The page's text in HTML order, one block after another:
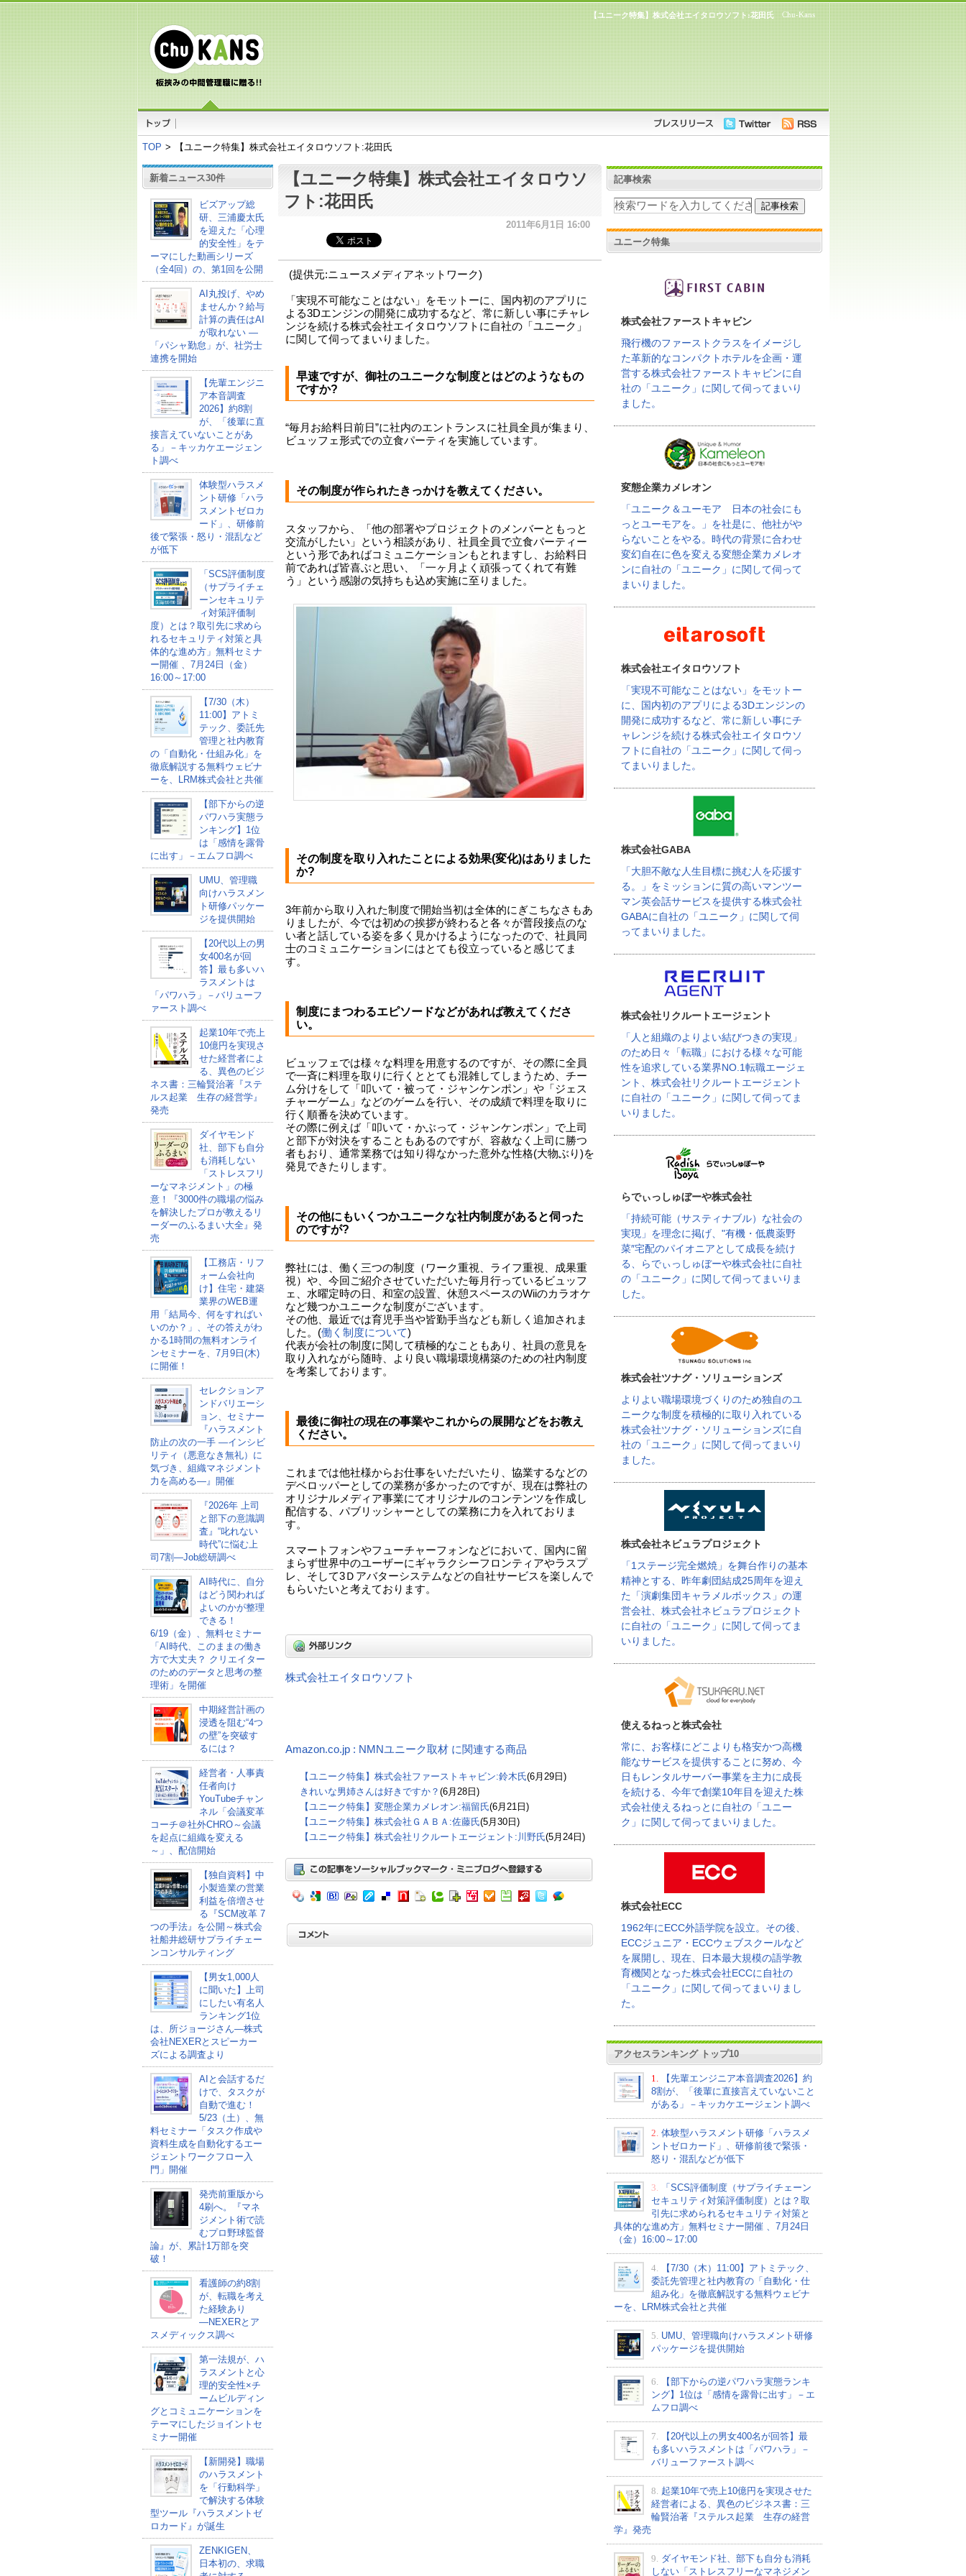
Chu-Kans
【ユニーク特集】株式会社エイタロウソフト:花田氏
TOP > 【ユニーク特集】株式会社エイタロウソフト:花田氏
新着ニュース30件
ビズアップ総
研、三浦慶太氏
を迎えた「心理
的安全性」をテ
ーマにした動画シリーズ
（全4回）の、第1回を公開
AI丸投げ、やめ
ませんか？給与
計算の責任はAI
が取れない ―
「パシャ勤怠」が、社労士
連携を開始
【先輩エンジニ
ア本音調査
2026】約8割
が、「後輩に直
接言えていないことがあ
る」－キッカケエージェン
ト調べ
体験型ハラスメ
ント研修「ハラ
スメントゼロカ
ード」、研修前
後で緊張・怒り・混乱など
が低下
「SCS評価制度
（サプライチェ
ーンセキュリテ
ィ対策評価制
度）とは？取引先に求めら
れるセキュリティ対策と具
体的な進め方」無料セミナ
ー開催 、7月24日（金）
16:00～17:00
【7/30（木）
11:00】アトミ
テック、委託先
管理と社内教育
の「自動化・仕組み化」を
徹底解説する無料ウェビナ
ーを、LRM株式会社と共催
【部下からの逆
パワハラ実態ラ
ンキング】1位
は「感情を露骨
に出す」－エムフロ調べ
UMU、管理職
向けハラスメン
ト研修パッケー
ジを提供開始
【20代以上の男
女400名が回
答】最も多いハ
ラスメントは
「パワハラ」－バリューフ
ァースト調べ
起業10年で売上
10億円を実現さ
せた経営者によ
る、異色のビジ
ネス書：三輪賢治著『ステ
ルス起業 生存の経営学』
発売
ダイヤモンド
社、部下も自分
も消耗しない
「ストレスフリ
ーなマネジメント」の極
意！『3000件の職場の悩み
を解決したプロが教えるリ
ーダーのふるまい大全』発
売
【工務店・リフ
ォーム会社向
け】住宅・建築
業界のWEB運
用「結局今、何をすればい
いのか？」、その答えがわ
かる1時間の無料オンライ
ンセミナーを、7月9日(木)
に開催！
セレクションア
ンドバリエーシ
ョン、セミナー
『ハラスメント
防止の次の一手 ―インシビ
リティ（悪意なき無礼）に
気づき、組織マネジメント
力を高める―』開催
『2026年 上司
と部下の意識調
査』“叱れない
時代”に悩む上
司7割―Job総研調べ
AI時代に、自分
はどう関われば
よいのかが整理
できる！
6/19（金）、無料セミナー
「AI時代、このままの働き
方で大丈夫？ クリエイター
のためのデータと思考の整
理術」を開催
中期経営計画の
浸透を阻む“4つ
の壁”を突破す
るには？
経営者・人事責
任者向け
YouTubeチャン
ネル「会議変革
コーチ＠社外CHRO～会議
を起点に組織を変える
～」、配信開始
【独自資料】中
小製造業の営業
利益を倍増させ
る『SCM改革 7
つの手法』を公開～株式会
社船井総研サプライチェー
ンコンサルティング
【男女1,000人
に聞いた】上司
にしたい有名人
ランキング1位
は、所ジョージさん―株式
会社NEXERとスピーカー
ズによる調査より
AIと会話するだ
けで、タスクが
自動で進む！
5/23（土）、無
料セミナー「タスク作成や
資料生成を自動化するエー
ジェントワークフロー入
門」開催
発売前重版から
4刷へ。『マネ
ジメント術で読
むプロ野球監督
論』が、累計1万部を突
破！
看護師の約8割
が、転職を考え
た経験あり
―NEXERとア
スメディックス調べ
第一法規が、ハ
ラスメントと心
理的安全性×チ
ームビルディン
グとコミュニケーションを
テーマにしたジョイントセ
ミナー開催
【新開発】職場
のハラスメント
を「行動科学」
で解決する体験
型ツール『ハラスメントゼ
ロカード』が誕生
ZENKIGEN、
日本初の、求職
【ユニーク特集】株式会社エイタロウソ
フト:花田氏
2011年6月1日 16:00
(提供元:ニュースメディアネットワーク)
「実現不可能なことはない」をモットーに、国内初のアプリに
よる3Dエンジンの開発に成功するなど、常に新しい事にチャレ
ンジを続ける株式会社エイタロウソフトに自社の「ユニーク」
に関して伺ってまいりました。
早速ですが、御社のユニークな制度とはどのようなもの
ですか?
“毎月お給料日前日”に社内のエントランスに社員全員が集まり、
ビュッフェ形式での立食パーティを実施しています。
その制度が作られたきっかけを教えてください。
スタッフから、「他の部署やプロジェクトのメンバーともっと
交流がしたい」という相談があり、社員全員で立食パーティー
という形であればコミュニケーションもとれますし、お給料日
前であれば皆喜ぶと思い、「一ヶ月よく頑張ってくれて有難
う」という感謝の気持ちも込め実施に至りました。
その制度を取り入れたことによる効果(変化)はありました
か?
3年前から取り入れた制度で開始当初は全体的にぎこちなさもあ
りましたが、今では初めの挨拶が終わると各々が普段接点のな
い者と話している姿を多く見かけるようになったので、社員同
士のコミュニケーションにはとても役立っていると感じてま
す。
制度にまつわるエピソードなどがあれば教えてくださ
い。
ビュッフェでは様々な料理を用意するのですが、その際に全員
で一斉に料理を取りに行くととても混雑してしまうため、チー
ム分けをして「叩いて・被って・ジャンケンポン」や「ジェス
チャーゲーム」などのゲームを行い、その成績で料理を取りに
行く順番を決めています。
その際に例えば「叩いて・かぶって・ジャンケンポン」で上司
と部下が対決をすることもあるのですが、容赦なく上司に勝つ
者もおり、通常業務では知り得なかった意外な性格(大物ぶり)を
発見できたりします。
その他にもいくつかユニークな社内制度があると伺った
のですが?
弊社には、働く三つの制度（ワーク重視、ライフ重視、成果重
視）や、今回ご紹介させていただいた毎月行っているビュッフ
ェ、水曜定時の日、和室の設置、休憩スペースのWiiのカラオケ
など幾つかユニークな制度がございます。
その他、最近では育児手当や皆勤手当なども新しく追加されま
した。(働く制度について)
代表が会社の制度に関して積極的なこともあり、社員の意見を
取り入れながら随時、より良い職場環境構築のための社内制度
を考案しております。
最後に御社の現在の事業やこれからの展開などをお教え
ください。
これまでは他社様からお仕事をいただいたり、協業するなどの
デベロッパーとしての業務が多かったのですが、現在は弊社の
オリジナルメディア事業にてオリジナルのコンテンツを作成し
配信する、パブリッシャーとしての業務に力を入れておりま
す。
スマートフォンやフューチャーフォンなどにおいて、国内に留
まらず世界中のユーザーにギャラクシーフロンティアやラスプ
レ、そして3Ｄアバターシステムなどの自社サービスを楽しんで
もらいたいと考えております。
株式会社エイタロウソフト
Amazon.co.jp : NMNユニーク取材 に関連する商品
【ユニーク特集】株式会社ファーストキャビン:鈴木氏(6月29日)
きれいな男姉さんは好きですか？ (6月28日)
【ユニーク特集】変態企業カメレオン:福留氏(6月21日)
【ユニーク特集】株式会社ＧＡＢＡ:佐藤氏(5月30日)
【ユニーク特集】株式会社リクルートエージェント:川野氏(5月24日)
記事検索
ユニーク特集
株式会社ファーストキャビン
飛行機のファーストクラスをイメージし
た革新的なコンパクトホテルを企画・運
営する株式会社ファーストキャビンに自
社の「ユニーク」に関して伺ってまいり
ました。
変態企業カメレオン
「ユニーク＆ユーモア 日本の社会にも
っとユーモアを。」を社是に、他社がや
らないことをやる。時代の背景に合わせ
変幻自在に色を変える変態企業カメレオ
ンに自社の「ユニーク」に関して伺って
まいりました。
株式会社エイタロウソフト
「実現不可能なことはない」をモットー
に、国内初のアプリによる3Dエンジンの
開発に成功するなど、常に新しい事にチ
ャレンジを続ける株式会社エイタロウソ
フトに自社の「ユニーク」に関して伺っ
てまいりました。
株式会社GABA
「大胆不敵な人生目標に挑む人を応援す
る。」をミッションに質の高いマンツー
マン英会話サービスを提供する株式会社
GABAに自社の「ユニーク」に関して伺
ってまいりました。
株式会社リクルートエージェント
「人と組織のよりよい結びつきの実現」
のため日々「転職」における様々な可能
性を追求している業界NO.1転職エージェ
ント、株式会社リクルートエージェント
に自社の「ユニーク」に関して伺ってま
いりました。
らでぃっしゅぼーや株式会社
「持続可能（サスティナブル）な社会の
実現」を理念に掲げ、"有機・低農薬野
菜″宅配のパイオニアとして成長を続け
る、らでぃっしゅぼーや株式会社に自社
の「ユニーク」に関して伺ってまいりま
した。
株式会社ツナグ・ソリューションズ
よりよい職場環境づくりのため独自のユ
ニークな制度を積極的に取り入れている
株式会社ツナグ・ソリューションズに自
社の「ユニーク」に関して伺ってまいり
ました。
株式会社ネビュラプロジェクト
「1ステージ完全燃焼」を舞台作りの基本
精神とする、昨年劇団結成25周年を迎え
た「演劇集団キャラメルボックス」の運
営会社、株式会社ネビュラプロジェクト
に自社の「ユニーク」に関して伺ってま
いりました。
使えるねっと株式会社
常に、お客様にどこよりも格安かつ高機
能なサービスを提供することに努め、今
日もレンタルサーバー事業を主力に成長
を続ける、今年で創業10年目を迎えた株
式会社使えるねっとに自社の「ユニー
ク」に関して伺ってまいりました。
株式会社ECC
1962年にECC外語学院を設立。その後、
ECCジュニア・ECCウェブスクールなど
を展開し、現在、日本最大規模の語学教
育機関となった株式会社ECCに自社の
「ユニーク」に関して伺ってまいりまし
た。
アクセスランキング トップ10
1.
【先輩エンジニア本音調査2026】約
8割が、「後輩に直接言えていないこと
がある」－キッカケエージェント調べ
2. 体験型ハラスメント研修「ハラスメ
ントゼロカード」、研修前後で緊張・
怒り・混乱などが低下
3.
「SCS評価制度（サプライチェーン
セキュリティ対策評価制度）とは？取
引先に求められるセキュリティ対策と
具体的な進め方」無料セミナー開催 、7月24日
（金）16:00～17:00
4.
【7/30（木）11:00】アトミテック、
委託先管理と社内教育の「自動化・仕
組み化」を徹底解説する無料ウェビナ
ーを、LRM株式会社と共催
5. UMU、管理職向けハラスメント研修
パッケージを提供開始
6.
【部下からの逆パワハラ実態ランキ
ング】1位は「感情を露骨に出す」－エ
ムフロ調べ
7.
【20代以上の男女400名が回答】最
も多いハラスメントは「パワハラ」－
バリューファースト調べ
8. 起業10年で売上10億円を実現させた
経営者による、異色のビジネス書：三
輪賢治著『ステルス起業 生存の経営
学』発売
9. ダイヤモンド社、部下も自分も消耗
しない「ストレスフリーなマネジメン